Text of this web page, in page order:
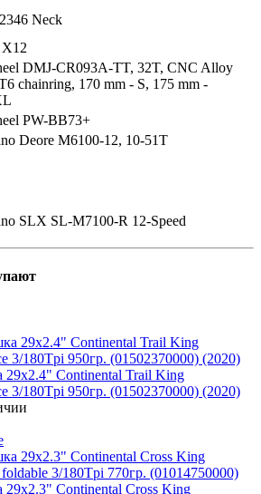
Neck
DMJ-CR093A-TT, 32T, CNC Alloy
chainring, 170 mm - S, 175 mm -
PW-BB73+
Deore M6100-12, 10-51T
SLX SL-M7100-R 12-Speed
Continental Trail King
3/180Tpi 950гр. (01502370000) (2020)
Continental Cross King